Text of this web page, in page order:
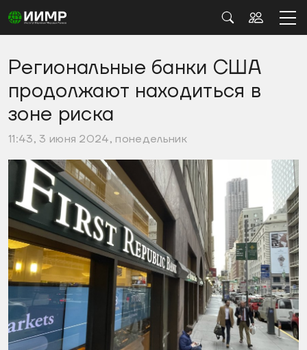
Региональные банки США
продолжают находиться в
зоне риска
11:43, 3 июня 2024, понедельник